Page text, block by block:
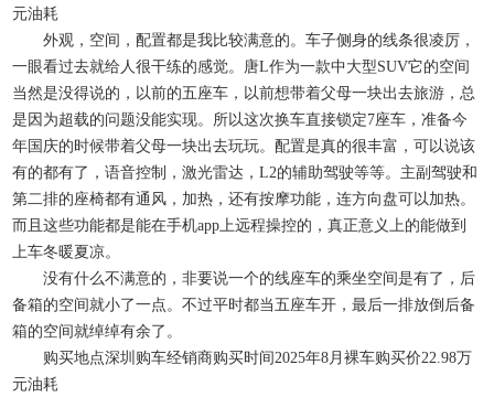
元油耗
外观，空间，配置都是我比较满意的。车子侧身的线条很凌厉，
一眼看过去就给人很干练的感觉。唐L作为一款中大型SUV它的空间
当然是没得说的，以前的五座车，以前想带着父母一块出去旅游，总
是因为超载的问题没能实现。所以这次换车直接锁定7座车，准备今
年国庆的时候带着父母一块出去玩玩。配置是真的很丰富，可以说该
有的都有了，语音控制，激光雷达，L2的辅助驾驶等等。主副驾驶和
第二排的座椅都有通风，加热，还有按摩功能，连方向盘可以加热。
而且这些功能都是能在手机app上远程操控的，真正意义上的能做到
上车冬暖夏凉。
没有什么不满意的，非要说一个的线座车的乘坐空间是有了，后
备箱的空间就小了一点。不过平时都当五座车开，最后一排放倒后备
箱的空间就绰绰有余了。
购买地点深圳购车经销商购买时间2025年8月裸车购买价22.98万
元油耗